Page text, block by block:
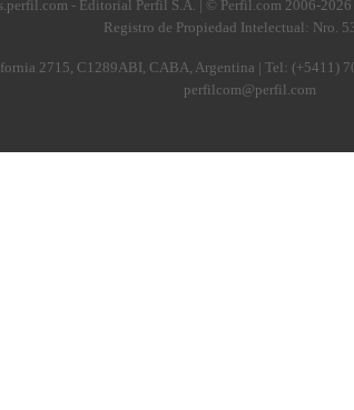
- Editorial Perfil S.A. | © Perfil.com 2006-2026
Registro de Propiedad Intelectual: Nro.
2715, C1289ABI, CABA, Argentina | Tel: (+5411)
perfilcom@perfil.com